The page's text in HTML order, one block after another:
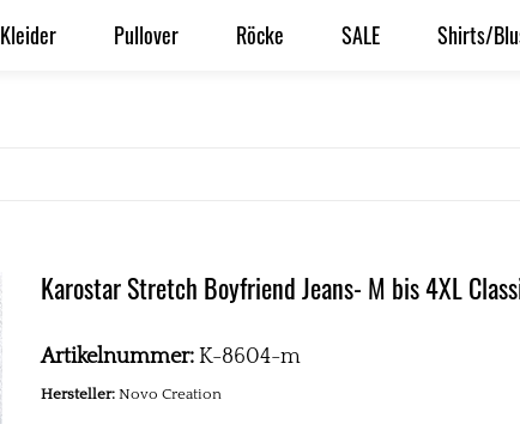
Kleider Pullover Röcke SALE Shirts/
Karostar Stretch Boyfriend Jeans- M bis 4XL
Artikelnummer: K-8604-m
Hersteller: Novo Creation